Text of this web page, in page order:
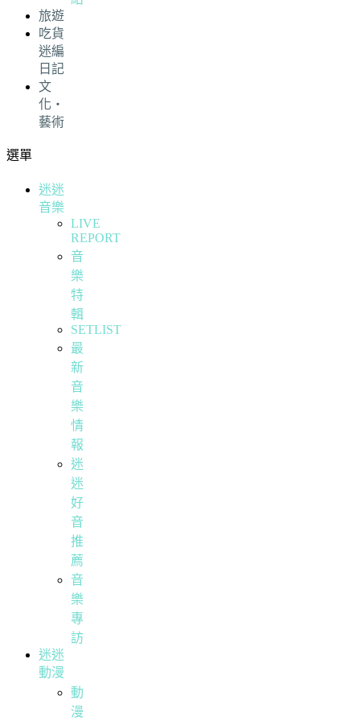
旅遊
吃貨
迷編
日記
文
化・
藝術
選單
迷迷
音樂
LIVE
REPORT
音
樂
特
輯
SETLIST
最
新
音
樂
情
報
迷
迷
好
音
推
薦
音
樂
專
訪
迷迷
動漫
動
漫